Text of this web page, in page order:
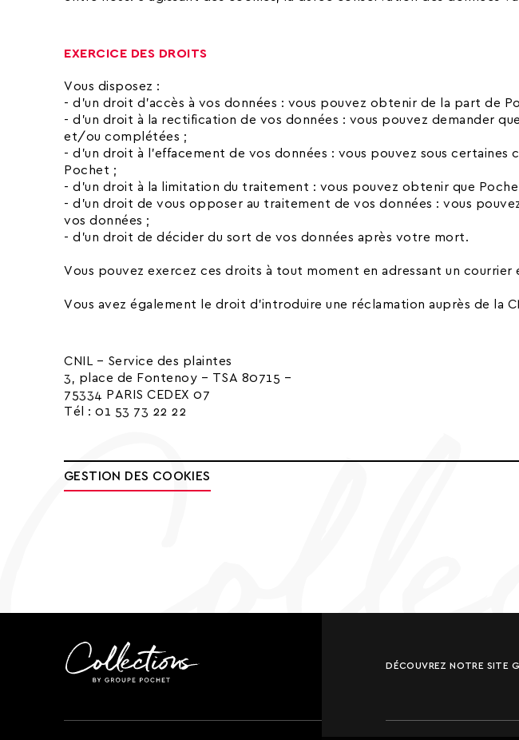
EXERCICE DES DROITS
Vous disposez :
- d’un droit d’accès à vos données : vous pouvez obtenir de la part
- d’un droit à la rectification de vos données : vous pouvez demander
et/ou complétées ;
- d’un droit à l’effacement de vos données : vous pouvez sous
Pochet ;
- d’un droit à la limitation du traitement : vous pouvez obtenir que
- d’un droit de vous opposer au traitement de vos données : vous
vos données ;
- d’un droit de décider du sort de vos données après votre mort.
Vous pouvez exercez ces droits à tout moment en adressant un
Vous avez également le droit d'introduire une réclamation auprès de la
CNIL – Service des plaintes
3, place de Fontenoy – TSA 80715 –
75334 PARIS CEDEX 07
Tél : 01 53 73 22 22
GESTION DES COOKIES
DÉCOUVREZ NOTRE SITE